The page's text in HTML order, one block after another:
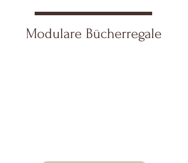
Modulare Bücherregale